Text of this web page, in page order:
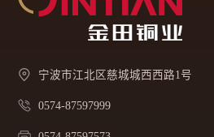
宁波市江北区慈城城西西路1号
0574-87597999